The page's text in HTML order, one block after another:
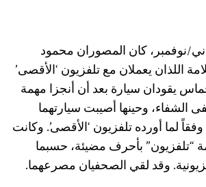
الثاني/نوفمبر، كان المصوران محمود
اللذان يعملان مع تلفزيون ‘الأقصى’
يقودان سيارة بعد أن أنجزا مهمة
وحينها أصيبت سيارتهما
لما أورده تلفزيون ‘الأقصى’. وكانت
“تلفزيون” بأحرف مضيئة، حسبما
وقد لقي الصحفيان مصرعهما.